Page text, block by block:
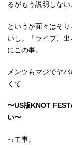
るがもう説明しない
というか面々はそ
いし。「ライブ、
にこの事。
メンツもマジでヤ
くて
〜US版KNOT
い〜
って事。